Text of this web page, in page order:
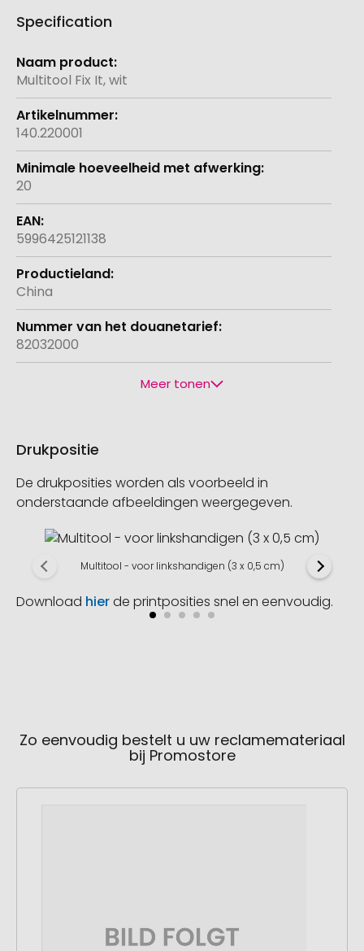
Specification
Meer
informatie
Multitool Fix It, wit
140.220001
20
5996425121138
China
82032000
Meer tonen
Drukpositie
De drukposities worden als voorbeeld in
onderstaande afbeeldingen weergegeven.
Multitool - voor linkshandigen (3 x 0,5 cm)
Download hierde printposities snel en eenvoudig.
Zo eenvoudig bestelt u uw reclamemateriaal
bij Promostore